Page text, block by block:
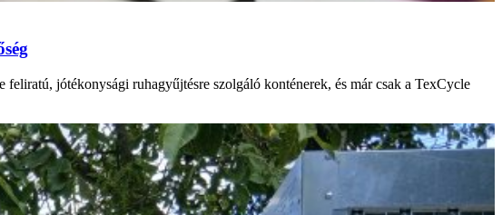
jótékonysági ruhagyűjtésre szolgáló konténerek, és már csak a TexCycle